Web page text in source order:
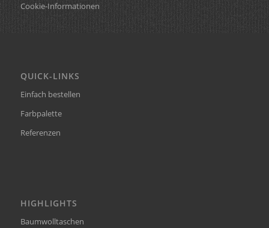
Cookie-Informationen
QUICK-LINKS
Einfach bestellen
Farbpalette
Referenzen
HIGHLIGHTS
Baumwolltaschen